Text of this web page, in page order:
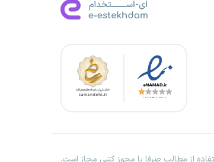
از مطالب صرفا با مجوز کتبی مجاز است.